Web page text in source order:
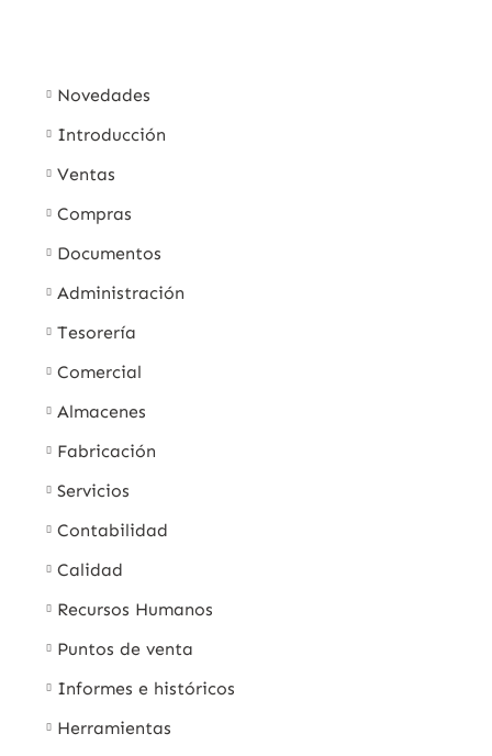
Novedades
Introducción
Ventas
Compras
Documentos
Administración
Tesorería
Comercial
Almacenes
Fabricación
Servicios
Contabilidad
Calidad
Recursos Humanos
Puntos de venta
Informes e históricos
Herramientas